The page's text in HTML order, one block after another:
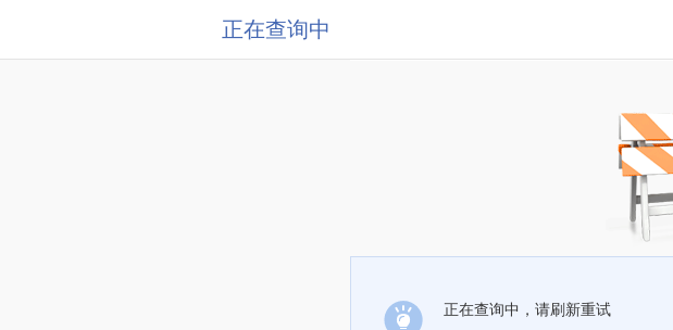
正在查询中
正在查询中，请刷新重试